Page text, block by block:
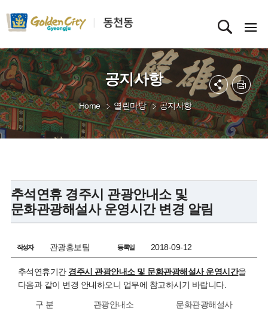
공지사항
Home 열린마당 공지사항
추석연휴 경주시 관광안내소 및
문화관광해설사 운영시간 변경 알림
작성자 관광홍보팀 등록일 2018-09-12
추석연휴기간 경주시 관광안내소 및 문화관광해설사 운영시간을
다음과 같이 변경 안내하오니 업무에 참고하시기 바랍니다.
구 분 관광안내소 문화관광해설사